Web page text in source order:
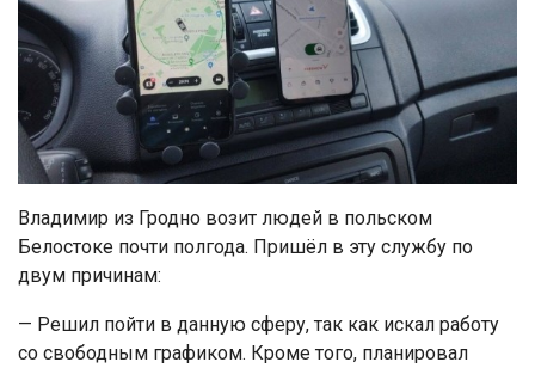
Владимир из Гродно возит людей в польском
Белостоке почти полгода. Пришёл в эту службу по
двум причинам:
— Решил пойти в данную сферу, так как искал работу
со свободным графиком. Кроме того, планировал